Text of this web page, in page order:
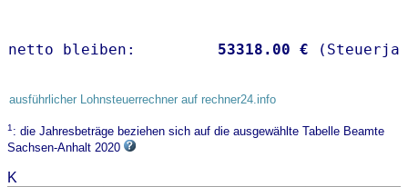
netto bleiben: 53318.00 €
ausführlicher Lohnsteuerrechner auf rechner24.info
1: die Jahresbeträge beziehen sich auf die ausgewählte Tabelle Beamte
Sachsen-Anhalt 2020
K